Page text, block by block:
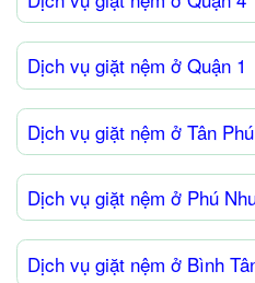
Dịch vụ giặt nệm ở Quận 1
Dịch vụ giặt nệm ở Tân Phú
Dịch vụ giặt nệm ở Phú
Dịch vụ giặt nệm ở Bình